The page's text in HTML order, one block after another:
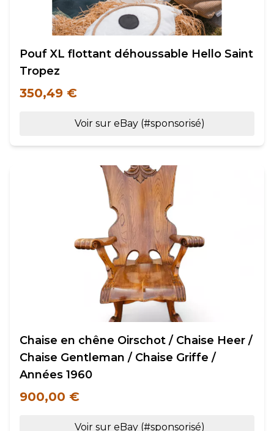
Pouf XL flottant déhoussable Hello Saint
Tropez
350,49 €
Voir sur eBay (#sponsorisé)
Chaise en chêne Oirschot / Chaise Heer /
Chaise Gentleman / Chaise Griffe /
Années 1960
900,00 €
Voir sur eBay (#sponsorisé)